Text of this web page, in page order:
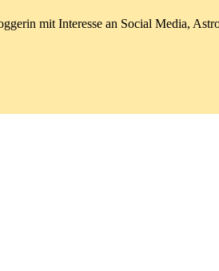
mit Interesse an Social Media,